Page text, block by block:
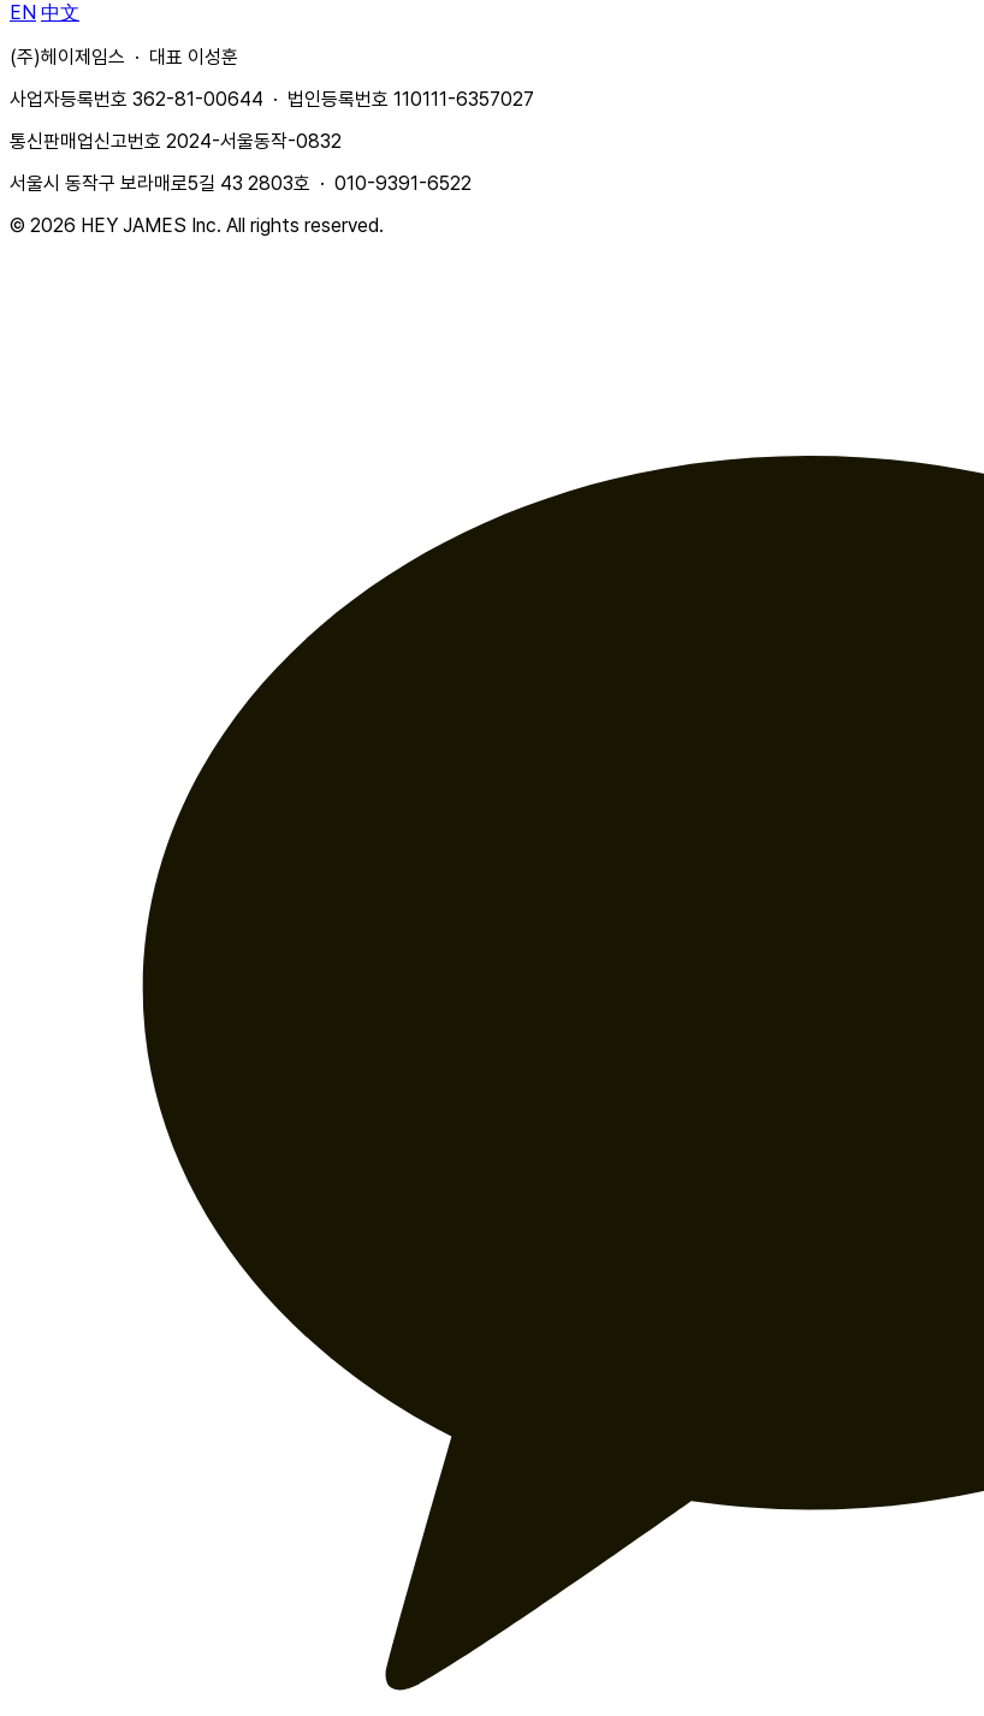
EN 中文
(주)헤이제임스 · 대표 이성훈
사업자등록번호 362-81-00644 · 법인등록번호 110111-6357027
통신판매업신고번호 2024-서울동작-0832
서울시 동작구 보라매로5길 43 2803호 · 010-9391-6522
© 2026 HEY JAMES Inc. All rights reserved.